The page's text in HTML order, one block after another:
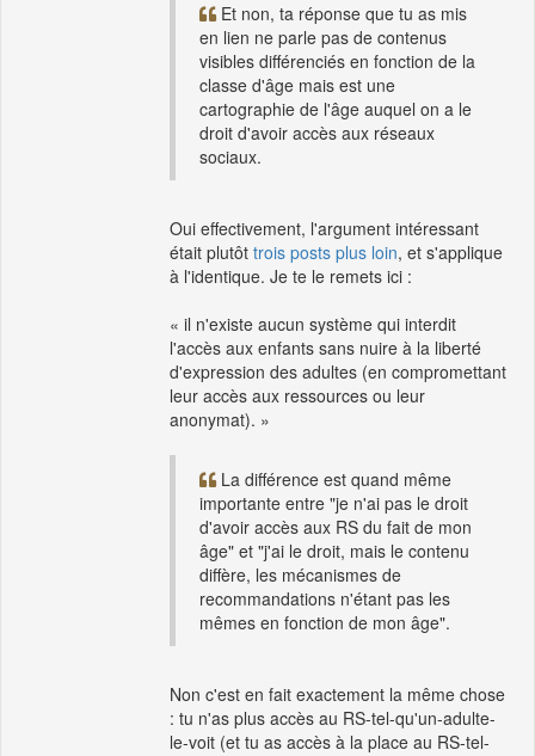
Et non, ta réponse que tu as mis
en lien ne parle pas de contenus
visibles différenciés en fonction de la
classe d'âge mais est une
cartographie de l'âge auquel on a le
droit d'avoir accès aux réseaux
sociaux.
Oui effectivement, l'argument intéressant
était plutôt trois posts plus loin, et s'applique
à l'identique. Je te le remets ici :
« il n'existe aucun système qui interdit
l'accès aux enfants sans nuire à la liberté
d'expression des adultes (en compromettant
leur accès aux ressources ou leur
anonymat). »
La différence est quand même
importante entre "je n'ai pas le droit
d'avoir accès aux RS du fait de mon
âge" et "j'ai le droit, mais le contenu
diffère, les mécanismes de
recommandations n'étant pas les
mêmes en fonction de mon âge".
Non c'est en fait exactement la même chose
: tu n'as plus accès au RS-tel-qu'un-adulte-
le-voit (et tu as accès à la place au RS-tel-